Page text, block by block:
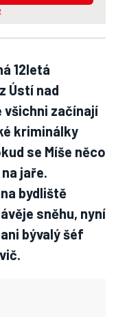
12letá
Ústí nad
všichni začínají
kriminálky
se Míše něco
jaře.
bydliště
sněhu, nyní
bývalý šéf